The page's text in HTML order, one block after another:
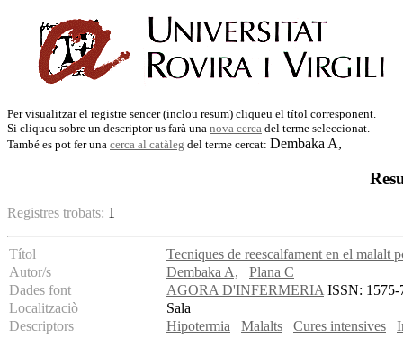
Per visualitzar el registre sencer (inclou resum) cliqueu el títol corresponent.
Si cliqueu sobre un descriptor us farà una nova cerca del terme seleccionat.
També es pot fer una cerca al catàleg del terme cercat: Dembaka A,
Registres trobats: 1
Títol
Tecniques de reescalfament en el malalt
Autor/s
Dembaka A,
Plana C
Dades font
AGORA D'INFERMERIAISSN: 1575-
Localitzaciò
Sala
Descriptors
Hipotermia Malalts Cures intensives